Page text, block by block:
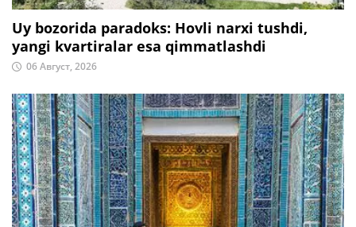
Uy bozorida paradoks: Hovli narxi tushdi,
yangi kvartiralar esa qimmatlashdi
06 Август, 2026